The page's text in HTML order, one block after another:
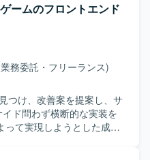
ームのフロントエンド
務委託・フリーランス)
つけ、改善案を提案し、サ
ド問わず横断的な実装を
って実現しようとした成果